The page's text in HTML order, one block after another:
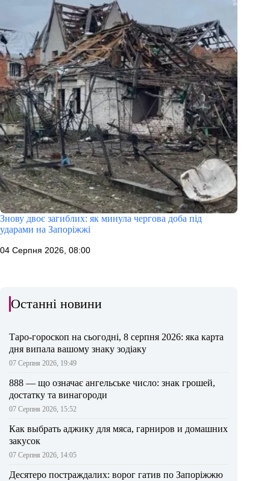
Знову двоє загиблих: як минула чергова доба під
ударами на Запоріжжі
04 Серпня 2026, 08:00
Останні новини
Таро-гороскоп на сьогодні, 8 серпня 2026: яка карта
дня випала вашому знаку зодіаку
07 Серпня 2026, 19:49
888 — що означає ангельське число: знак грошей,
достатку та винагороди
07 Серпня 2026, 15:52
Как выбрать аджику для мяса, гарниров и домашних
закусок
07 Серпня 2026, 14:05
Десятеро постраждалих: ворог гатив по Запоріжжю